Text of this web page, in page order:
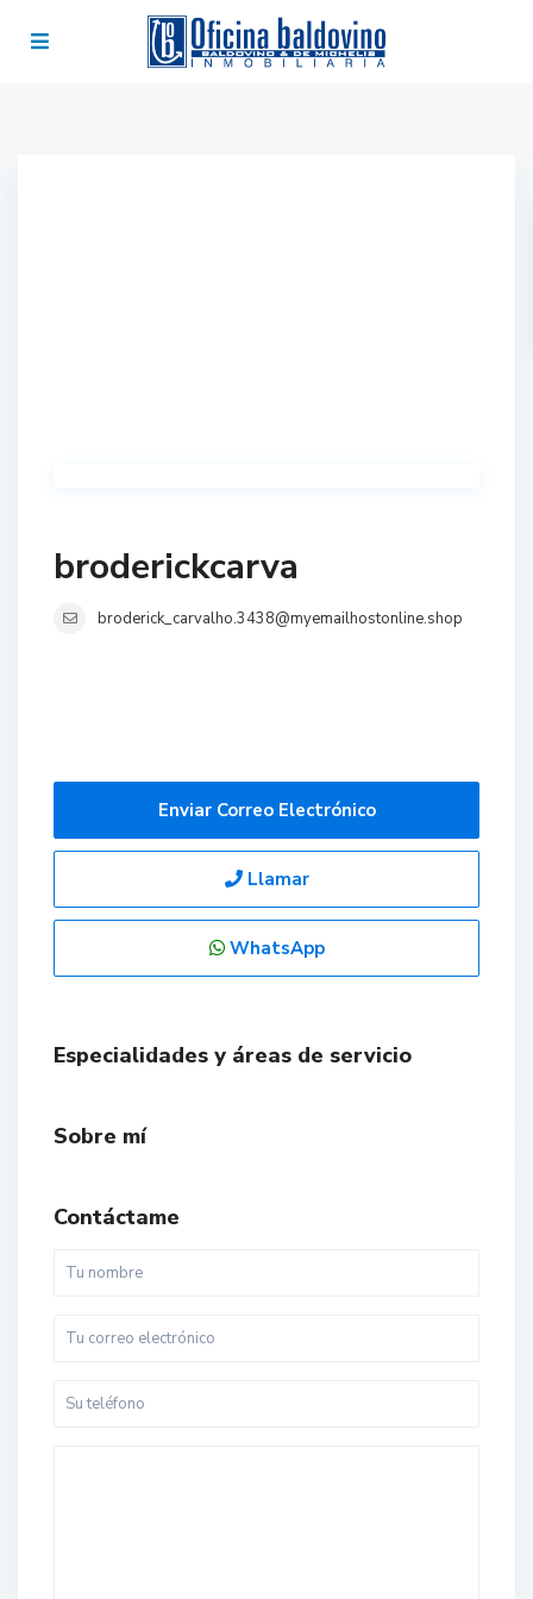
broderickcarva
broderick_carvalho.3438@myemailhostonline.shop
Enviar Correo Electrónico
Llamar
WhatsApp
Especialidades y áreas de servicio
Sobre mí
Contáctame